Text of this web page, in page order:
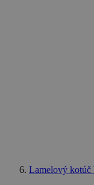
Lamelový